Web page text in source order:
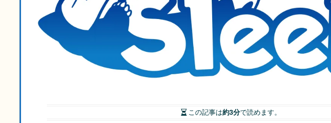
この記事は約3分で読めます。